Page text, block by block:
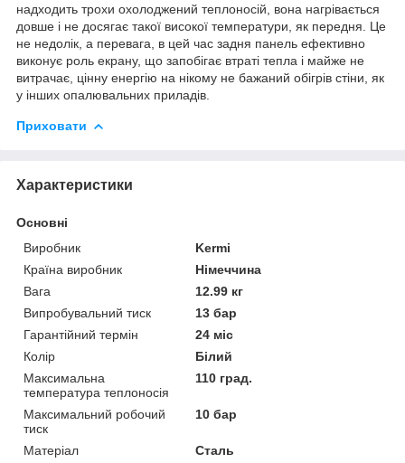
надходить трохи охолоджений теплоносій, вона нагрівається
довше і не досягає такої високої температури, як передня. Це
не недолік, а перевага, в цей час задня панель ефективно
виконує роль екрану, що запобігає втраті тепла і майже не
витрачає, цінну енергію на нікому не бажаний обігрів стіни, як
у інших опалювальних приладів.
Приховати
Характеристики
Основні
Виробник
Kermi
Країна виробник
Німеччина
Вага
12.99 кг
Випробувальний тиск
13 бар
Гарантійний термін
24 міс
Колір
Білий
Максимальна
температура теплоносія
110 град.
Максимальний робочий
тиск
10 бар
Матеріал
Сталь